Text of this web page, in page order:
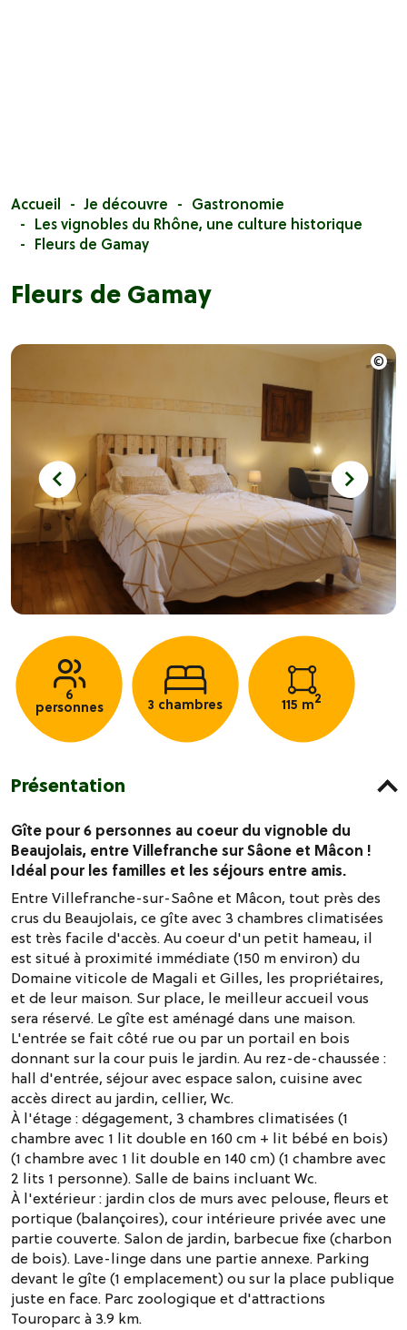
Accueil Je découvre
Gastronomie
Les vignobles du Rhône, une culture historique
Fleurs de Gamay
Fleurs de Gamay
6
personnes 3 chambres 115 m2
Présentation
Gîte pour 6 personnes au coeur du vignoble du
Beaujolais, entre Villefranche sur Sâone et Mâcon !
Idéal pour les familles et les séjours entre amis.
Entre Villefranche-sur-Saône et Mâcon, tout près des
crus du Beaujolais, ce gîte avec 3 chambres climatisées
est très facile d'accès. Au coeur d'un petit hameau, il
est situé à proximité immédiate (150 m environ) du
Domaine viticole de Magali et Gilles, les propriétaires,
et de leur maison. Sur place, le meilleur accueil vous
sera réservé. Le gîte est aménagé dans une maison.
L'entrée se fait côté rue ou par un portail en bois
donnant sur la cour puis le jardin. Au rez-de-chaussée :
hall d'entrée, séjour avec espace salon, cuisine avec
accès direct au jardin, cellier, Wc.
À l'étage : dégagement, 3 chambres climatisées (1
chambre avec 1 lit double en 160 cm + lit bébé en bois)
(1 chambre avec 1 lit double en 140 cm) (1 chambre avec
2 lits 1 personne). Salle de bains incluant Wc.
À l'extérieur : jardin clos de murs avec pelouse, fleurs et
portique (balançoires), cour intérieure privée avec une
partie couverte. Salon de jardin, barbecue fixe (charbon
de bois). Lave-linge dans une partie annexe. Parking
devant le gîte (1 emplacement) ou sur la place publique
juste en face. Parc zoologique et d'attractions
Touroparc à 3.9 km.